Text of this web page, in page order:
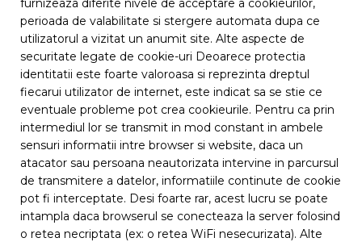
furnizeaza diferite nivele de acceptare a cookieurilor,
perioada de valabilitate si stergere automata dupa ce
utilizatorul a vizitat un anumit site. Alte aspecte de
securitate legate de cookie-uri Deoarece protectia
identitatii este foarte valoroasa si reprezinta dreptul
fiecarui utilizator de internet, este indicat sa se stie ce
eventuale probleme pot crea cookieurile. Pentru ca prin
intermediul lor se transmit in mod constant in ambele
sensuri informatii intre browser si website, daca un
atacator sau persoana neautorizata intervine in parcursul
de transmitere a datelor, informatiile continute de cookie
pot fi interceptate. Desi foarte rar, acest lucru se poate
intampla daca browserul se conecteaza la server folosind
o retea necriptata (ex: o retea WiFi nesecurizata). Alte